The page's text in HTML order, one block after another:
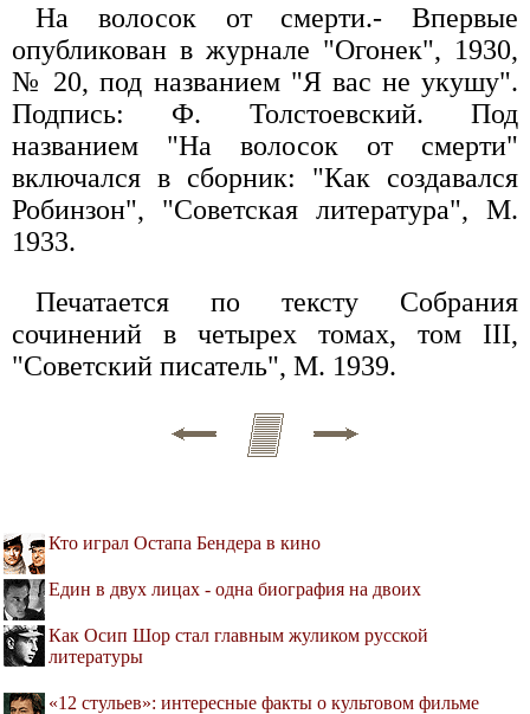
На волосок от смерти.- Впервые
опубликован в журнале "Огонек", 1930,
№ 20, под названием "Я вас не укушу".
Подпись: Ф. Толстоевский. Под
названием "На волосок от смерти"
включался в сборник: "Как создавался
Робинзон", "Советская литература", М.
1933.
Печатается по тексту Собрания
сочинений в четырех томах, том III,
"Советский писатель", М. 1939.
Кто играл Остапа Бендера в кино
Един в двух лицах - одна биография на двоих
Как Осип Шор стал главным жуликом русской
литературы
«12 стульев»: интересные факты о культовом фильме